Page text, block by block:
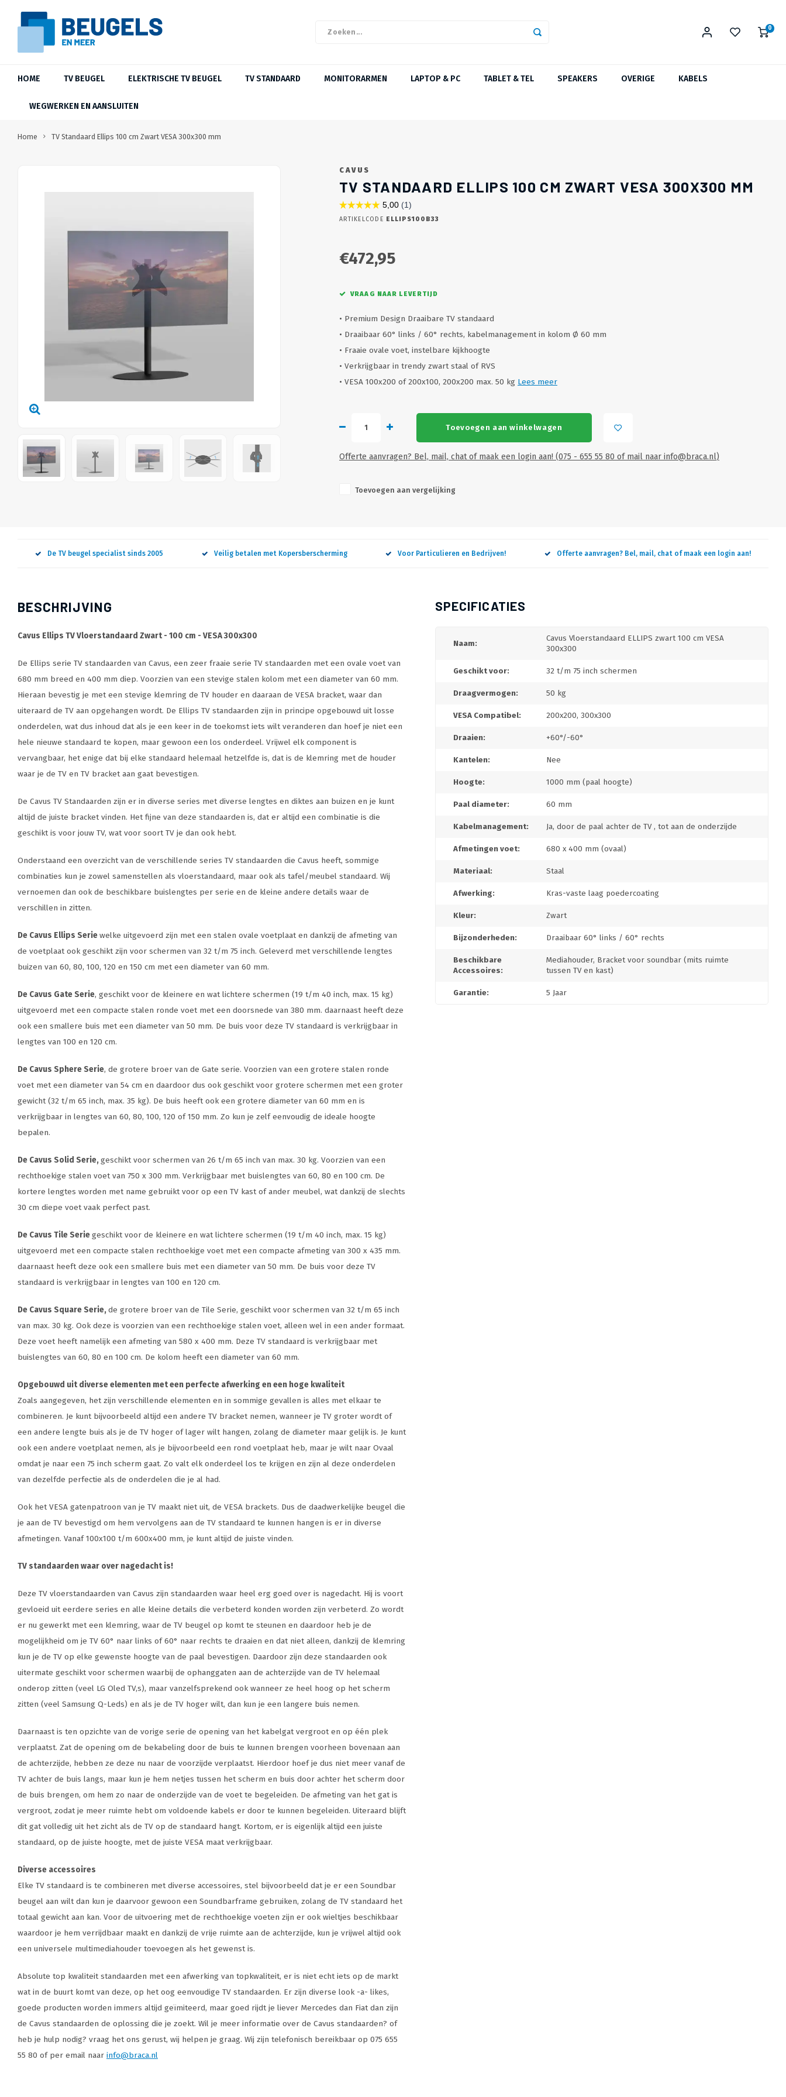
0
HOME TV BEUGEL ELEKTRISCHE TV BEUGEL TV STANDAARD MONITORARMEN LAPTOP & PC TABLET & TEL SPEAKERS OVERIGE KABELS
WEGWERKEN EN AANSLUITEN
Home TV Standaard Ellips 100 cm Zwart VESA 300x300 mm
CAVUS
TV STANDAARD ELLIPS 100 CM ZWART VESA 300X300 MM
ARTIKELCODE ELLIPS100B33
€472,95
VRAAG NAAR LEVERTIJD
• Premium Design Draaibare TV standaard
• Draaibaar 60° links / 60° rechts, kabelmanagement in kolom Ø 60 mm
• Fraaie ovale voet, instelbare kijkhoogte
• Verkrijgbaar in trendy zwart staal of RVS
• VESA 100x200 of 200x100, 200x200 max. 50 kg Lees meer
Toevoegen aan winkelwagen
Offerte aanvragen? Bel, mail, chat of maak een login aan! (075 - 655 55 80 of mail naar info@braca.nl)
Toevoegen aan vergelijking
De TV beugel specialist sinds 2005 Veilig betalen met Kopersberscherming Voor Particulieren en Bedrijven! Offerte aanvragen? Bel, mail, chat of maak een login aan!
BESCHRIJVING
Cavus Ellips TV Vloerstandaard Zwart - 100 cm - VESA 300x300
De Ellips serie TV standaarden van Cavus, een zeer fraaie serie TV standaarden met een ovale voet van
680 mm breed en 400 mm diep. Voorzien van een stevige stalen kolom met een diameter van 60 mm.
Hieraan bevestig je met een stevige klemring de TV houder en daaraan de VESA bracket, waar dan
uiteraard de TV aan opgehangen wordt. De Ellips TV standaarden zijn in principe opgebouwd uit losse
onderdelen, wat dus inhoud dat als je een keer in de toekomst iets wilt veranderen dan hoef je niet een
hele nieuwe standaard te kopen, maar gewoon een los onderdeel. Vrijwel elk component is
vervangbaar, het enige dat bij elke standaard helemaal hetzelfde is, dat is de klemring met de houder
waar je de TV en TV bracket aan gaat bevestigen.
De Cavus TV Standaarden zijn er in diverse series met diverse lengtes en diktes aan buizen en je kunt
altijd de juiste bracket vinden. Het fijne van deze standaarden is, dat er altijd een combinatie is die
geschikt is voor jouw TV, wat voor soort TV je dan ook hebt.
Onderstaand een overzicht van de verschillende series TV standaarden die Cavus heeft, sommige
combinaties kun je zowel samenstellen als vloerstandaard, maar ook als tafel/meubel standaard. Wij
vernoemen dan ook de beschikbare buislengtes per serie en de kleine andere details waar de
verschillen in zitten.
De Cavus Ellips Seriewelke uitgevoerd zijn met een stalen ovale voetplaat en dankzij de afmeting van
de voetplaat ook geschikt zijn voor schermen van 32 t/m 75 inch. Geleverd met verschillende lengtes
buizen van 60, 80, 100, 120 en 150 cm met een diameter van 60 mm.
De Cavus Gate Serie, geschikt voor de kleinere en wat lichtere schermen (19 t/m 40 inch, max. 15 kg)
uitgevoerd met een compacte stalen ronde voet met een doorsnede van 380 mm. daarnaast heeft deze
ook een smallere buis met een diameter van 50 mm. De buis voor deze TV standaard is verkrijgbaar in
lengtes van 100 en 120 cm.
De Cavus Sphere Serie, de grotere broer van de Gate serie. Voorzien van een grotere stalen ronde
voet met een diameter van 54 cm en daardoor dus ook geschikt voor grotere schermen met een groter
gewicht (32 t/m 65 inch, max. 35 kg). De buis heeft ook een grotere diameter van 60 mm en is
verkrijgbaar in lengtes van 60, 80, 100, 120 of 150 mm. Zo kun je zelf eenvoudig de ideale hoogte
bepalen.
De Cavus Solid Serie,geschikt voor schermen van 26 t/m 65 inch van max. 30 kg. Voorzien van een
rechthoekige stalen voet van 750 x 300 mm. Verkrijgbaar met buislengtes van 60, 80 en 100 cm. De
kortere lengtes worden met name gebruikt voor op een TV kast of ander meubel, wat dankzij de slechts
30 cm diepe voet vaak perfect past.
De Cavus Tile Seriegeschikt voor de kleinere en wat lichtere schermen (19 t/m 40 inch, max. 15 kg)
uitgevoerd met een compacte stalen rechthoekige voet met een compacte afmeting van 300 x 435 mm.
daarnaast heeft deze ook een smallere buis met een diameter van 50 mm. De buis voor deze TV
standaard is verkrijgbaar in lengtes van 100 en 120 cm.
De Cavus Square Serie,de grotere broer van de Tile Serie, geschikt voor schermen van 32 t/m 65 inch
van max. 30 kg. Ook deze is voorzien van een rechthoekige stalen voet, alleen wel in een ander formaat.
Deze voet heeft namelijk een afmeting van 580 x 400 mm. Deze TV standaard is verkrijgbaar met
buislengtes van 60, 80 en 100 cm. De kolom heeft een diameter van 60 mm.
Opgebouwd uit diverse elementen met een perfecte afwerking en een hoge kwaliteit
Zoals aangegeven, het zijn verschillende elementen en in sommige gevallen is alles met elkaar te
combineren. Je kunt bijvoorbeeld altijd een andere TV bracket nemen, wanneer je TV groter wordt of
een andere lengte buis als je de TV hoger of lager wilt hangen, zolang de diameter maar gelijk is. Je kunt
ook een andere voetplaat nemen, als je bijvoorbeeld een rond voetplaat heb, maar je wilt naar Ovaal
omdat je naar een 75 inch scherm gaat. Zo valt elk onderdeel los te krijgen en zijn al deze onderdelen
van dezelfde perfectie als de onderdelen die je al had.
Ook het VESA gatenpatroon van je TV maakt niet uit, de VESA brackets. Dus de daadwerkelijke beugel die
je aan de TV bevestigd om hem vervolgens aan de TV standaard te kunnen hangen is er in diverse
afmetingen. Vanaf 100x100 t/m 600x400 mm, je kunt altijd de juiste vinden.
TV standaarden waar over nagedacht is!
Deze TV vloerstandaarden van Cavus zijn standaarden waar heel erg goed over is nagedacht. Hij is voort
gevloeid uit eerdere series en alle kleine details die verbeterd konden worden zijn verbeterd. Zo wordt
er nu gewerkt met een klemring, waar de TV beugel op komt te steunen en daardoor heb je de
mogelijkheid om je TV 60° naar links of 60° naar rechts te draaien en dat niet alleen, dankzij de klemring
kun je de TV op elke gewenste hoogte van de paal bevestigen. Daardoor zijn deze standaarden ook
uitermate geschikt voor schermen waarbij de ophanggaten aan de achterzijde van de TV helemaal
onderop zitten (veel LG Oled TV,s), maar vanzelfsprekend ook wanneer ze heel hoog op het scherm
zitten (veel Samsung Q-Leds) en als je de TV hoger wilt, dan kun je een langere buis nemen.
Daarnaast is ten opzichte van de vorige serie de opening van het kabelgat vergroot en op één plek
verplaatst. Zat de opening om de bekabeling door de buis te kunnen brengen voorheen bovenaan aan
de achterzijde, hebben ze deze nu naar de voorzijde verplaatst. Hierdoor hoef je dus niet meer vanaf de
TV achter de buis langs, maar kun je hem netjes tussen het scherm en buis door achter het scherm door
de buis brengen, om hem zo naar de onderzijde van de voet te begeleiden. De afmeting van het gat is
vergroot, zodat je meer ruimte hebt om voldoende kabels er door te kunnen begeleiden. Uiteraard blijft
dit gat volledig uit het zicht als de TV op de standaard hangt. Kortom, er is eigenlijk altijd een juiste
standaard, op de juiste hoogte, met de juiste VESA maat verkrijgbaar.
Diverse accessoires
Elke TV standaard is te combineren met diverse accessoires, stel bijvoorbeeld dat je er een Soundbar
beugel aan wilt dan kun je daarvoor gewoon een Soundbarframe gebruiken, zolang de TV standaard het
totaal gewicht aan kan. Voor de uitvoering met de rechthoekige voeten zijn er ook wieltjes beschikbaar
waardoor je hem verrijdbaar maakt en dankzij de vrije ruimte aan de achterzijde, kun je vrijwel altijd ook
een universele multimediahouder toevoegen als het gewenst is.
Absolute top kwaliteit standaarden met een afwerking van topkwaliteit, er is niet echt iets op de markt
wat in de buurt komt van deze, op het oog eenvoudige TV standaarden. Er zijn diverse look -a- likes,
goede producten worden immers altijd geïmiteerd, maar goed rijdt je liever Mercedes dan Fiat dan zijn
de Cavus standaarden de oplossing die je zoekt. Wil je meer informatie over de Cavus standaarden? of
heb je hulp nodig? vraag het ons gerust, wij helpen je graag. Wij zijn telefonisch bereikbaar op 075 655
55 80 of per email naar info@braca.nl
SPECIFICATIES
Naam:
Cavus Vloerstandaard ELLIPS zwart 100 cm VESA
300x300
Geschikt voor: 32 t/m 75 inch schermen
Draagvermogen: 50 kg
VESA Compatibel: 200x200, 300x300
Draaien: +60°/-60°
Kantelen: Nee
Hoogte: 1000 mm (paal hoogte)
Paal diameter: 60 mm
Kabelmanagement: Ja, door de paal achter de TV , tot aan de onderzijde
Afmetingen voet: 680 x 400 mm (ovaal)
Materiaal: Staal
Afwerking: Kras-vaste laag poedercoating
Kleur: Zwart
Bijzonderheden: Draaibaar 60° links / 60° rechts
Beschikbare
Accessoires:
Mediahouder, Bracket voor soundbar (mits ruimte
tussen TV en kast)
Garantie: 5 Jaar